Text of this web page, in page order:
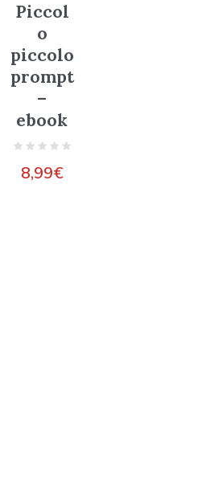
Piccol
o
piccolo
prompt
–
ebook
8,99€